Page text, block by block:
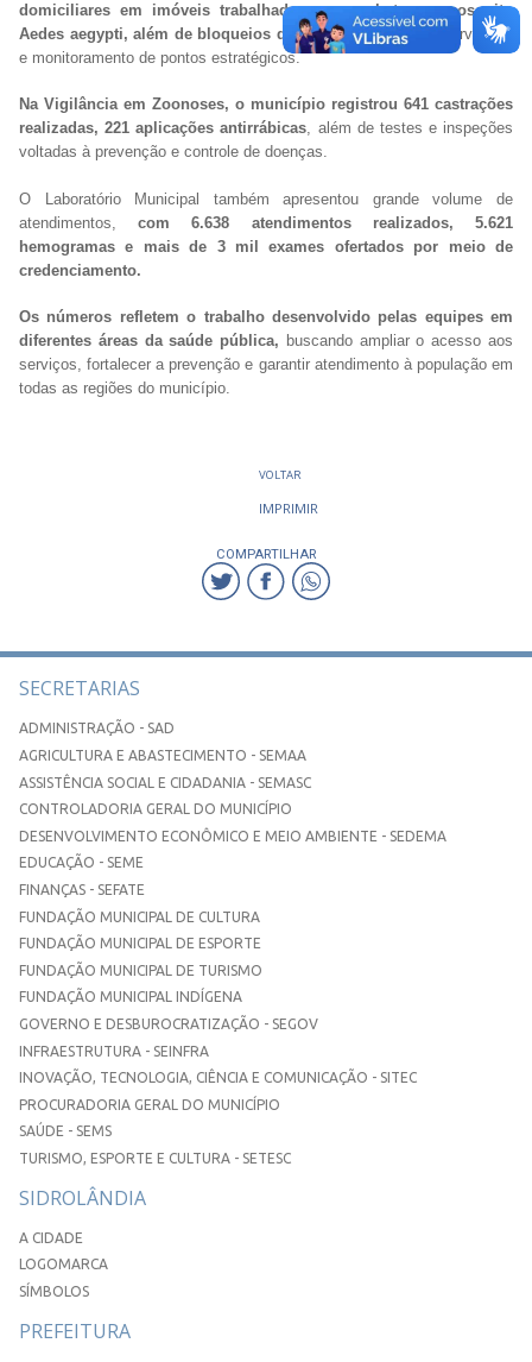
domiciliares em imóveis trabalhados no combate ao mosquito
Aedes aegypti, além de bloqueios químicos, aplicação de larvicidas
e monitoramento de pontos estratégicos.
Na Vigilância em Zoonoses, o município registrou 641 castrações
realizadas, 221 aplicações antirrábicas, além de testes e inspeções
voltadas à prevenção e controle de doenças.
O Laboratório Municipal também apresentou grande volume de
atendimentos,
com 6.638 atendimentos realizados, 5.621
hemogramas e mais de 3 mil exames ofertados por meio de
credenciamento.
Os números refletem o trabalho desenvolvido pelas equipes em
diferentes áreas da saúde pública, buscando ampliar o acesso aos
serviços, fortalecer a prevenção e garantir atendimento à população em
todas as regiões do município.
VOLTAR
IMPRIMIR
COMPARTILHAR
SECRETARIAS
ADMINISTRAÇÃO - SAD
AGRICULTURA E ABASTECIMENTO - SEMAA
ASSISTÊNCIA SOCIAL E CIDADANIA - SEMASC
CONTROLADORIA GERAL DO MUNICÍPIO
DESENVOLVIMENTO ECONÔMICO E MEIO AMBIENTE - SEDEMA
EDUCAÇÃO - SEME
FINANÇAS - SEFATE
FUNDAÇÃO MUNICIPAL DE CULTURA
FUNDAÇÃO MUNICIPAL DE ESPORTE
FUNDAÇÃO MUNICIPAL DE TURISMO
FUNDAÇÃO MUNICIPAL INDÍGENA
GOVERNO E DESBUROCRATIZAÇÃO - SEGOV
INFRAESTRUTURA - SEINFRA
INOVAÇÃO, TECNOLOGIA, CIÊNCIA E COMUNICAÇÃO - SITEC
PROCURADORIA GERAL DO MUNICÍPIO
SAÚDE - SEMS
TURISMO, ESPORTE E CULTURA - SETESC
SIDROLÂNDIA
A CIDADE
LOGOMARCA
SÍMBOLOS
PREFEITURA